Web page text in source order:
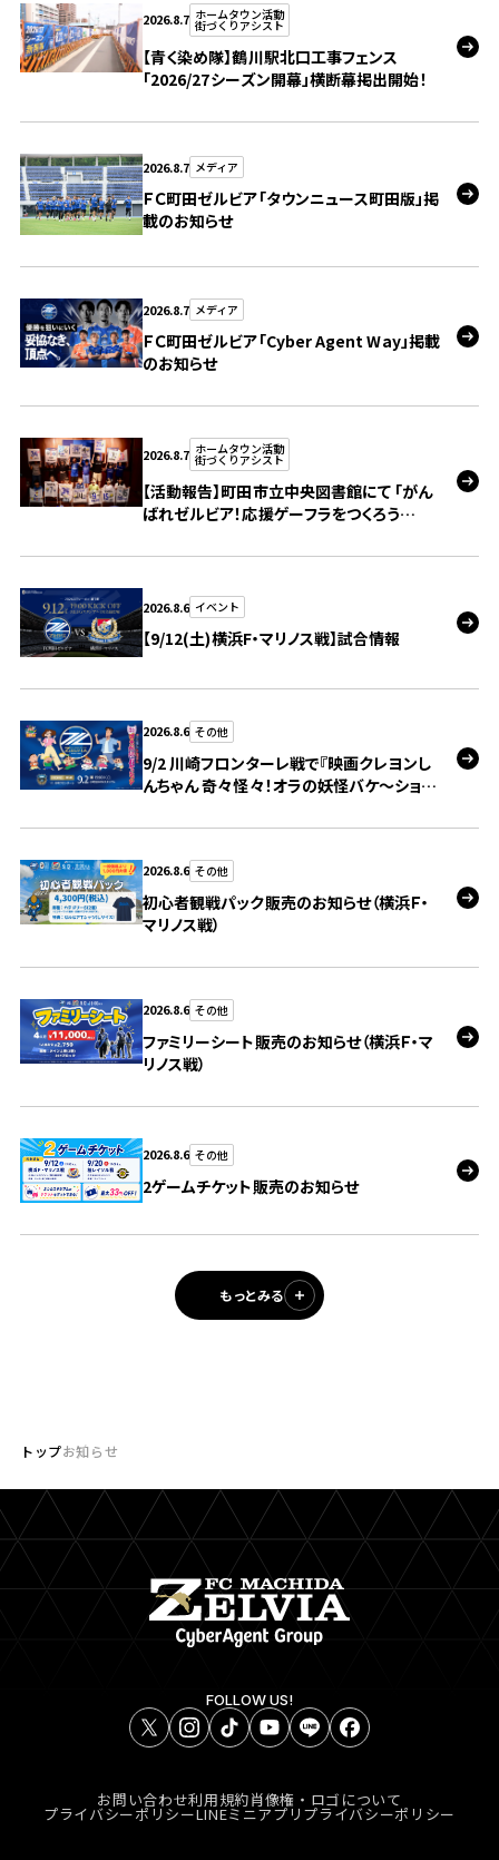
ゼルビアフットサルパーク
2026.8.7 ホームタウン活動
街づくりアシスト
【青く染め隊】鶴川駅北口工事フェンス
「2026/27シーズン開幕」横断幕掲出開始！
2026.8.7 メディア
ＦＣ町田ゼルビア「タウンニュース町田版」掲
載のお知らせ
2026.8.7 メディア
ＦＣ町田ゼルビア「Cyber Agent Way」掲載
のお知らせ
2026.8.7 ホームタウン活動
街づくりアシスト
【活動報告】町田市立中央図書館にて 「がん
ばれゼルビア！応援ゲーフラをつくろう
2026.8.6 イベント
【9/12(土)横浜F・マリノス戦】試合情報
2026.8.6 その他
9/2 川崎フロンターレ戦で『映画クレヨンし
んちゃん 奇々怪々！オラの妖怪バケ～ショ
2026.8.6 その他
初心者観戦パック販売のお知らせ（横浜Ｆ・
マリノス戦）
2026.8.6 その他
ファミリーシート販売のお知らせ（横浜Ｆ・マ
リノス戦）
2026.8.6 その他
2ゲームチケット販売のお知らせ
もっとみる
トップお知らせ
FOLLOW US!
お問い合わせ利用規約肖像権・ロゴについて
プライバシーポリシーLINEミニアプリプライバシーポリシー